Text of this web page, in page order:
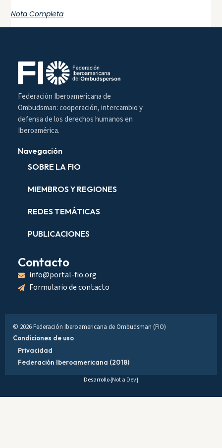
Nota Completa
Federación Iberoamericana de
Ombudsman: cooperación, intercambio y
defensa de los derechos humanos en
Iberoamérica.
Navegación
SOBRE LA FIO
MIEMBROS Y REGIONES
REDES TEMÁTICAS
PUBLICACIONES
Contacto
info@portal-fio.org
Formulario de contacto
© 2026 Federación Iberoamericana de Ombudsman (FIO)
Condiciones de uso
Privacidad
Federación Iberoamericana (2018)
Desarrollo{Not a Dev}